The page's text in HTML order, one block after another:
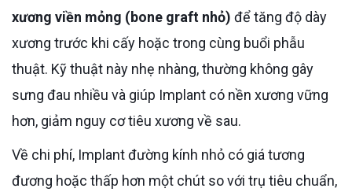
xương viền mỏng (bone graft nhỏ) để tăng độ dày
xương trước khi cấy hoặc trong cùng buổi phẫu
thuật. Kỹ thuật này nhẹ nhàng, thường không gây
sưng đau nhiều và giúp Implant có nền xương vững
hơn, giảm nguy cơ tiêu xương về sau.
Về chi phí, Implant đường kính nhỏ có giá tương
đương hoặc thấp hơn một chút so với trụ tiêu chuẩn,